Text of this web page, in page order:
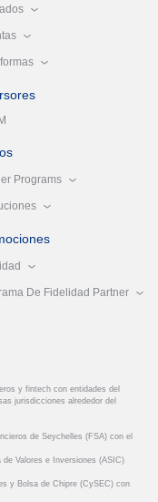
Programs
De Fidelidad Partner
y fintech con entidades del
jurisdicciones alrededor del
de Seychelles (FSA) con el
Valores e Inversiones (ASIC)
y Bolsa de Chipre (CySEC) con